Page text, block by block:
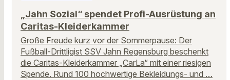
„Jahn Sozial“ spendet Profi-Ausrüstung an
Caritas-Kleiderkammer
Große Freude kurz vor der Sommerpause: Der
Fußball-Drittligist SSV Jahn Regensburg beschenkt
die Caritas-Kleiderkammer „CarLa“ mit einer riesigen
Spende. Rund 100 hochwertige Bekleidungs- und …